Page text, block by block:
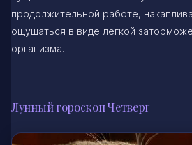
продолжительной работе,
ощущаться в виде легкой
организма.
Лунный гороскоп Четверг